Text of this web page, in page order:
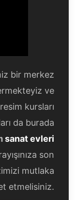
bir merkez
ve
kursları
da burada
sanat evleri
son
mutlaka
etmelisiniz.